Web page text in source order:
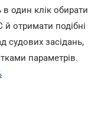
один клік обирати
отримати подібні
судових засідань,
параметрів.